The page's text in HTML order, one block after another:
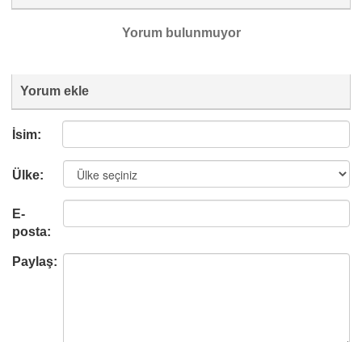
Yorum bulunmuyor
Yorum ekle
İsim:
Ülke:
E-
posta:
Paylaş: